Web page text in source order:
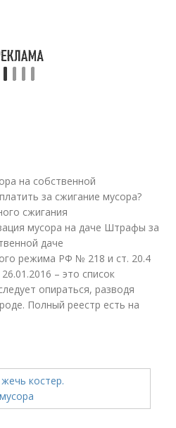
на собственной
за сжигание мусора?
сжигания
мусора на даче Штрафы за
даче
режима РФ № 218 и ст. 20.4
– это список
опираться, разводя
Полный реестр есть на